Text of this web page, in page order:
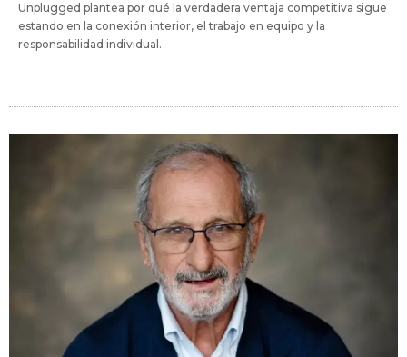
Unplugged plantea por qué la verdadera ventaja competitiva sigue
estando en la conexión interior, el trabajo en equipo y la
responsabilidad individual.